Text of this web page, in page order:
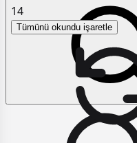
14
Tümünü okundu işaretle